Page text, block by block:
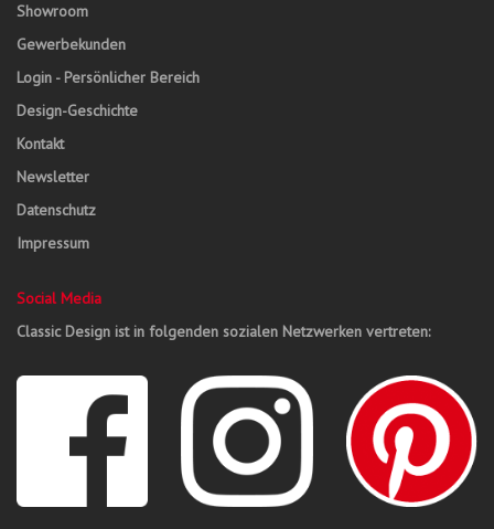
Showroom
Gewerbekunden
Login - Persönlicher Bereich
Design-Geschichte
Kontakt
Newsletter
Datenschutz
Impressum
Social Media
Classic Design ist in folgenden sozialen Netzwerken vertreten: